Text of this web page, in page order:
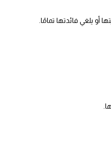
أو يلغي فائدتها تمامًا.